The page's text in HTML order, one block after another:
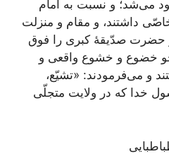
می‌شد؛ و نسبت به امام
داشتند، و مقام و منزلت
حضرت صدّيقۀ كبرى را فوق
خضوع و خشوع واقعى و
و می‌فرمودند: «تشيّع،
خدا كه در ولايت متجلّى